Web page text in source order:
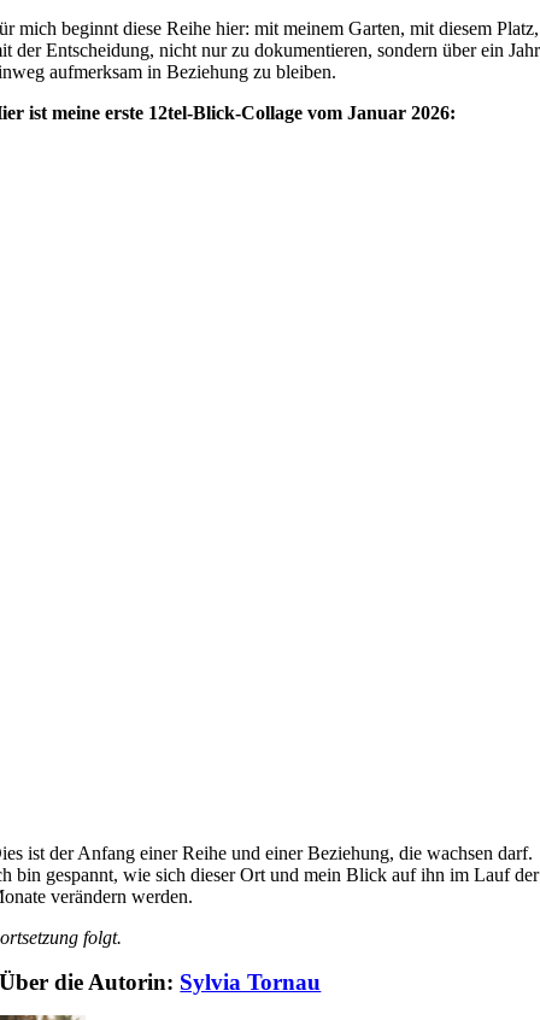
mich beginnt diese Reihe hier: mit meinem Garten, mit diesem Platz,
der Entscheidung, nicht nur zu dokumentieren, sondern über ein Jahr
aufmerksam in Beziehung zu bleiben.
ist meine erste 12tel-Blick-Collage vom Januar 2026:
ist der Anfang einer Reihe und einer Beziehung, die wachsen darf.
bin gespannt, wie sich dieser Ort und mein Blick auf ihn im Lauf der
verändern werden.
folgt.
Über die Autorin: Sylvia Tornau